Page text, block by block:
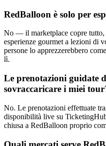
RedBalloon è solo per
No — il marketplace copre tutto,
esperienze gourmet a lezioni di
persone lo apprezzerebbero
lì.
Le prenotazioni guidate
sovraccaricare i miei
No. Le prenotazioni effettuate
disponibilità live su
chiusa a RedBalloon proprio